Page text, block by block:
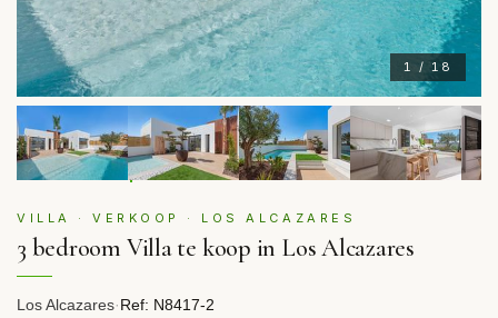
1 / 18
VILLA · VERKOOP · LOS ALCAZARES
3 bedroom Villa te koop in Los Alcazares
Los Alcazares·Ref: N8417-2